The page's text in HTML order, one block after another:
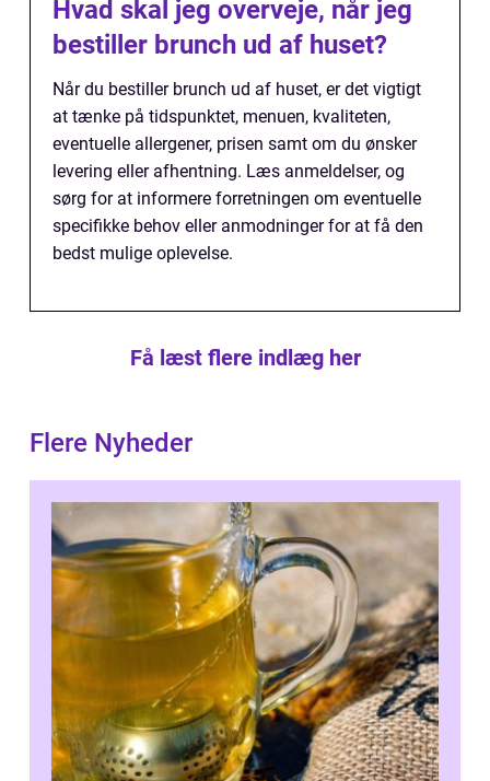
Hvad skal jeg overveje, når jeg
bestiller brunch ud af huset?
Når du bestiller brunch ud af huset, er det vigtigt
at tænke på tidspunktet, menuen, kvaliteten,
eventuelle allergener, prisen samt om du ønsker
levering eller afhentning. Læs anmeldelser, og
sørg for at informere forretningen om eventuelle
specifikke behov eller anmodninger for at få den
bedst mulige oplevelse.
Få læst flere indlæg her
Flere Nyheder